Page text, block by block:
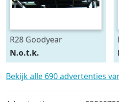
R28 Goodyear
540/75R28
N.o.t.k.
Bekijk alle 690 advertenties